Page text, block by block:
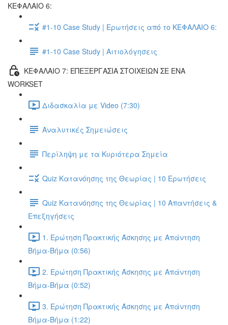
ΚΕΦΑΛΑΙΟ 6:
#1-10 Case Study | Ερωτήσεις από το ΚΕΦΑΛΑΙΟ 6:
#1-10 Case Study | Αιτιολόγησεις
ΚΕΦΑΛΑΙΟ 7: ΕΠΕΞΕΡΓΑΣΙΑ ΣΤΟΙΧΕΙΩΝ ΣΕ ΕΝΑ
WORKSET
Διδασκαλία με Video (7:30)
Αναλυτικές Σημειώσεις
Περίληψη με τα Κυριότερα Σημεία
Quiz Κατανόησης της Θεωρίας | 10 Ερωτήσεις
Quiz Κατανόησης της Θεωρίας | 10 Απαντήσεις &
Επεξηγήσεις
1. Ερώτηση Πρακτικής Άσκησης με Απάντηση
Βήμα-Βήμα (0:56)
2. Ερώτηση Πρακτικής Άσκησης με Απάντηση
Βήμα-Βήμα (0:52)
3. Ερώτηση Πρακτικής Άσκησης με Απάντηση
Βήμα-Βήμα (1:22)